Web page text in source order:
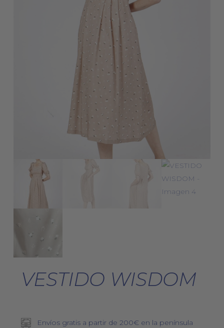
VESTIDO WISDOM
Envíos gratis a partir de 200€ en la península